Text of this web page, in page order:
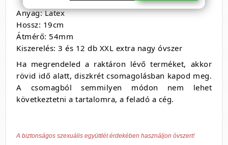
Anyag: Latex
Hossz: 19cm
Átmérő: 54mm
Kiszerelés: 3 és 12 db XXL extra nagy óvszer
Ha megrendeled a raktáron lévő terméket, akkor
rövid idő alatt, diszkrét csomagolásban kapod meg.
A csomagból semmilyen módon nem lehet
következtetni a tartalomra, a feladó a cég.
A biztonságos szexuális együttlét érdekében használjon óvszert!